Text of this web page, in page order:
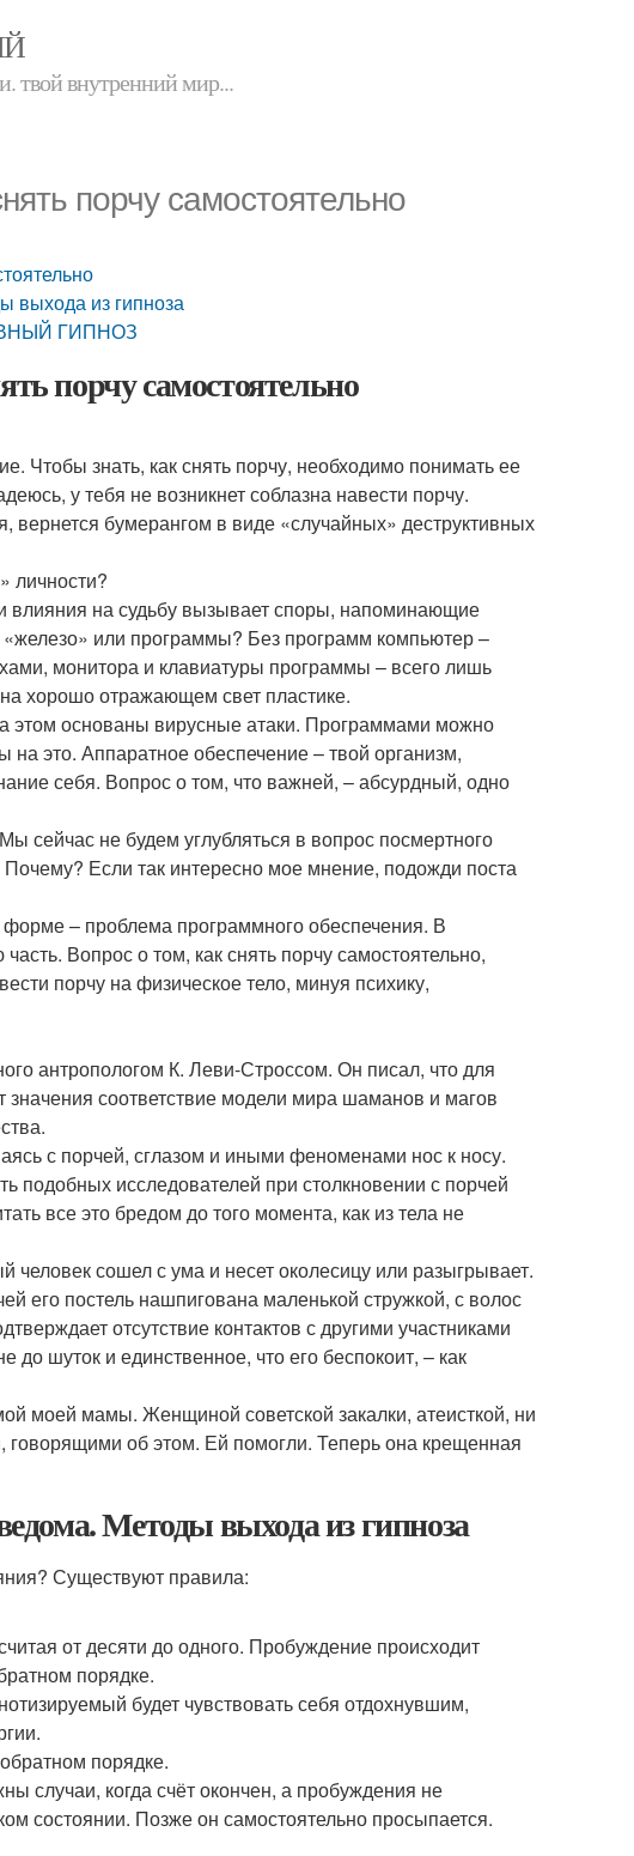
твой внутренний мир...
порчу самостоятельно
выхода из гипноза
ГИПНОЗ
порчу самостоятельно
Чтобы знать, как снять порчу, необходимо понимать ее
у тебя не возникнет соблазна навести порчу.
бумерангом в виде «случайных» деструктивных
личности?
влияния на судьбу вызывает споры, напоминающие
или программы? Без программ компьютер –
монитора и клавиатуры программы – всего лишь
хорошо отражающем свет пластике.
основаны вирусные атаки. Программами можно
это. Аппаратное обеспечение – твой организм,
себя. Вопрос о том, что важней, – абсурдный, одно
сейчас не будем углубляться в вопрос посмертного
Если так интересно мое мнение, подожди поста
– проблема программного обеспечения. В
Вопрос о том, как снять порчу самостоятельно,
порчу на физическое тело, минуя психику,
антропологом К. Леви-Строссом. Он писал, что для
значения соответствие модели мира шаманов и магов
с порчей, сглазом и иными феноменами нос к носу.
подобных исследователей при столкновении с порчей
все это бредом до того момента, как из тела не
человек сошел с ума и несет околесицу или разыгрывает.
его постель нашпигована маленькой стружкой, с волос
отсутствие контактов с другими участниками
до шуток и единственное, что его беспокоит, – как
моей мамы. Женщиной советской закалки, атеисткой, ни
об этом. Ей помогли. Теперь она крещенная
Методы выхода из гипноза
Существуют правила:
от десяти до одного. Пробуждение происходит
порядке.
будет чувствовать себя отдохнувшим,
порядке.
случаи, когда счёт окончен, а пробуждения не
состоянии. Позже он самостоятельно просыпается.